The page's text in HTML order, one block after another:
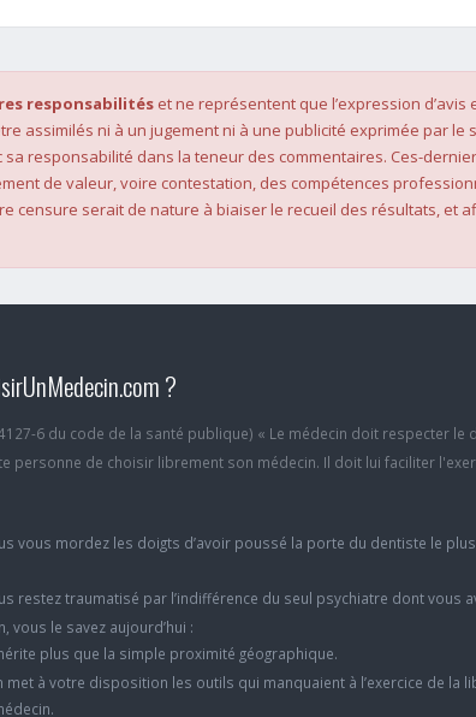
responsabilités et ne représentent que l’expression d’avis
assimilés ni à un jugement ni à une publicité exprimée par le
sa responsabilité dans la teneur des commentaires. Ces-
de valeur, voire contestation, des compétences
censure serait de nature à biaiser le recueil des résultats, et
?
6 du code de la santé publique) « Le médecin doit respecter le
personne de choisir librement son médecin. Il doit lui faciliter
vous mordez les doigts d’avoir poussé la porte du dentiste le plus
restez traumatisé par l’indifférence du seul psychiatre dont vous
vous le savez aujourd’hui :
plus que la simple proximité géographique.
met à votre disposition les outils qui manquaient à l’exercice de la